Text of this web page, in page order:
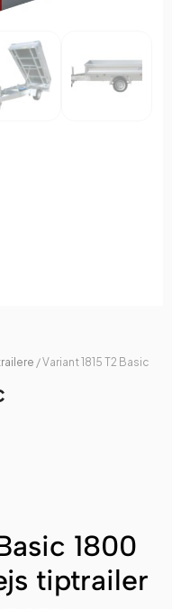
/ Variant 1815 T2 Basic
1800
tiptrailer